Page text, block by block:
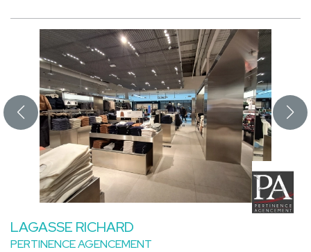
LAGASSE RICHARD
PERTINENCE AGENCEMENT